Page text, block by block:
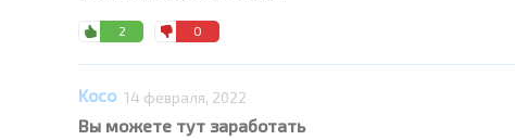
2 0
Koco 14 февраля, 2022
Вы можете тут заработать